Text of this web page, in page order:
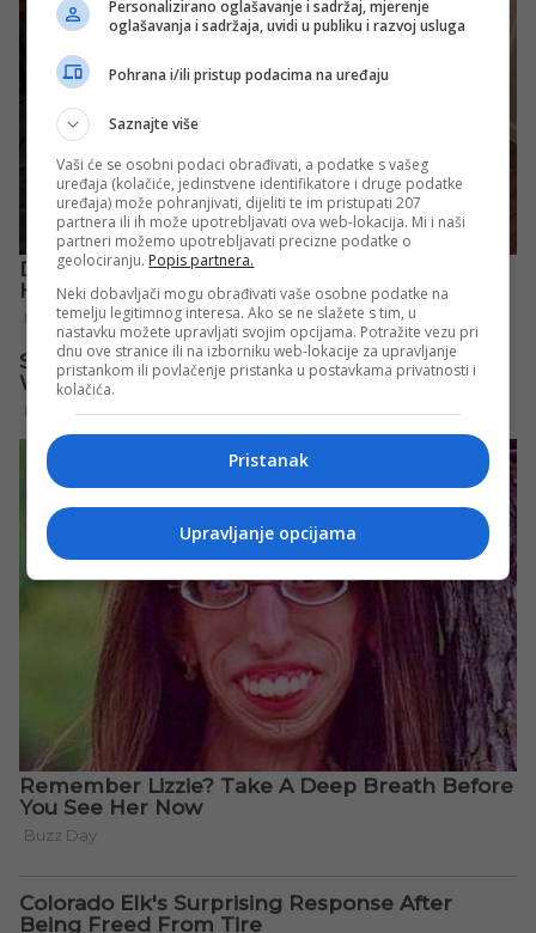
Personalizirano oglašavanje i sadržaj, mjerenje
oglašavanja i sadržaja, uvidi u publiku i razvoj usluga
Pohrana i/ili pristup podacima na uređaju
Saznajte više
Vaši će se osobni podaci obrađivati, a podatke s vašeg
uređaja (kolačiće, jedinstvene identifikatore i druge podatke
uređaja) može pohranjivati, dijeliti te im pristupati 207
partnera ili ih može upotrebljavati ova web-lokacija. Mi i naši
partneri možemo upotrebljavati precizne podatke o
geolociranju. Popis partnera.
Neki dobavljači mogu obrađivati vaše osobne podatke na
temelju legitimnog interesa. Ako se ne slažete s tim, u
nastavku možete upravljati svojim opcijama. Potražite vezu pri
dnu ove stranice ili na izborniku web-lokacije za upravljanje
pristankom ili povlačenje pristanka u postavkama privatnosti i
kolačića.
Pristanak
Upravljanje opcijama